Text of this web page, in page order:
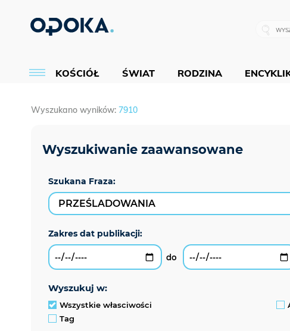
KOŚCIÓŁ ŚWIAT RODZINA
Wyszukano wyników: 7910
Szukana Fraza:
wyszukuj w:
Wszystkie własciwości
Tag